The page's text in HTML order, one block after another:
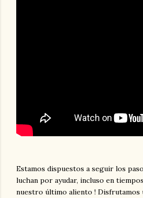
Estamos dispuestos a seguir los
luchan por ayudar, incluso en
nuestro último aliento ! Disfrutamos